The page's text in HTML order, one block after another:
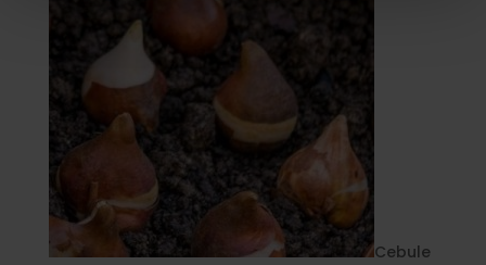
Cebule